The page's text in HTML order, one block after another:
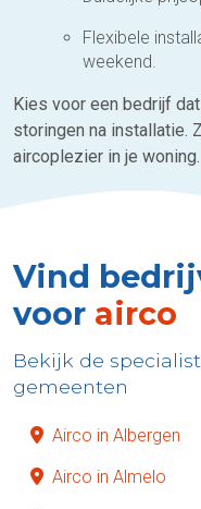
Flexibele
weekend.
Kies voor een bedrijf
storingen na installatie.
aircoplezier in je woning.
Vind
voor airco
Bekijk de
gemeenten
Airco in Albergen
Airco in Almelo